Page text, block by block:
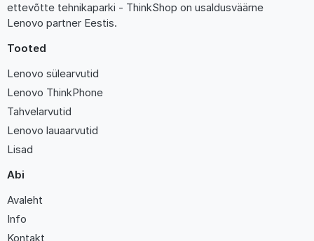
ettevõtte tehnikaparki - ThinkShop on usaldusväärne
Lenovo partner Eestis.
Tooted
Lenovo sülearvutid
Lenovo ThinkPhone
Tahvelarvutid
Lenovo lauaarvutid
Lisad
Abi
Avaleht
Info
Kontakt